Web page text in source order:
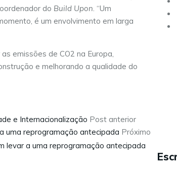
do Build Upon. “Um
é um envolvimento em larga
emissões de CO2 na Europa,
e melhorando a qualidade do
e Internacionalização Post anterior
uma reprogramação antecipada Próximo